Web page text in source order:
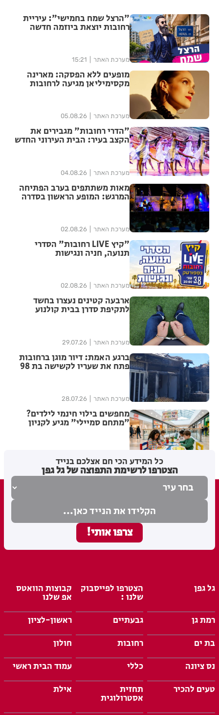
"הרצל שמח בחמישי": עיריית
רחובות יוצאת ביוזמה חדשה
מערכת האתר 15:21
מופעים ללא הפסקה: מארינה
מקסימיליאן מגיעה לרחובות
מערכת האתר 05.08.26
"הדרי רחובות" מגבירים את
הקצב בעיר: הבית העירוני החדש
מערכת האתר 04.08.26
מאות משתתפים בערב הפתיחה
המרגש: המופע הראשון בסדרה
מערכת האתר 02.08.26
"קיץ LIVE רחובות" הסדרי
תנועה, חניה ונגישות
מערכת האתר 02.08.26
ארבעה קטינים נעצרו בחשד
לתקיפת סדרן בבית קולנוע
מערכת האתר 29.07.26
ברגע האמת: דיור מוגן ברחובות
פתח את שעריו לקשישה בת 98
מערכת האתר 28.07.26
מחפשים בילוי חינמי לילדים?
"מתחם סמיילי" מגיע לקניון
כל המידע הכי חם אצלכם בנייד
הצטרפו לרשימת התפוצה של גל גפן
גל גפן הצטרפו לפייסבוק
שלנו :
קבוצות הוואטס
אפ שלנו
רמת גן
גבעתיים
ראשון-לציון
בת ים
רחובות
חולון
נס ציונה
כללי
עמוד הבית ראשי
טעים להכיר
תחזית
אסטרולוגית
אילת